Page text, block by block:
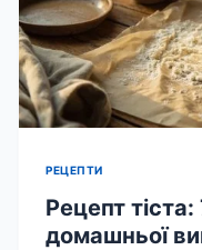
РЕЦЕПТИ
Рецепт
домашньої